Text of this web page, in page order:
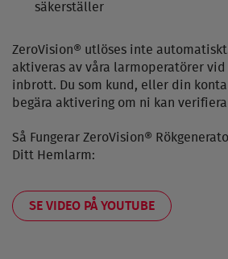
säkerställer
ZeroVision® utlöses inte
aktiveras av våra larmoperatörer
inbrott. Du som kund, eller din
begära aktivering om ni kan
Så Fungerar ZeroVision®
Ditt Hemlarm:
SE VIDEO PÅ YOUTUBE